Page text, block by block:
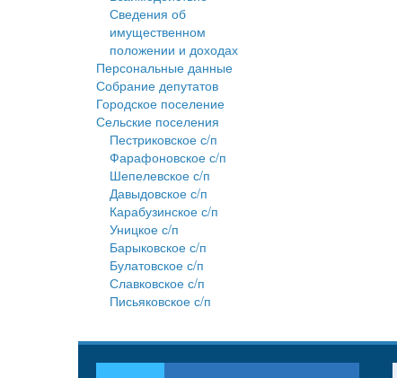
Сведения об
имущественном
положении и доходах
Персональные данные
Собрание депутатов
Городское поселение
Сельские поселения
Пестриковское с/п
Фарафоновское с/п
Шепелевское с/п
Давыдовское с/п
Карабузинское с/п
Уницкое с/п
Барыковское с/п
Булатовское с/п
Славковское с/п
Письяковское с/п